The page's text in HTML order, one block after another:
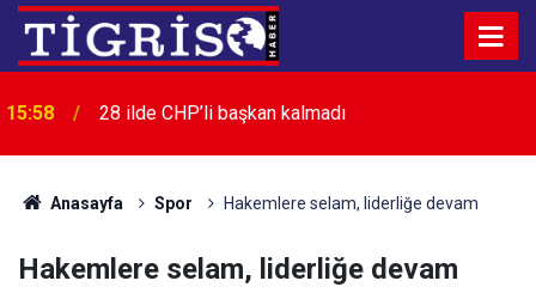
15:58 28 ilde CHP’li başkan kalmadı
15:40 "Casperlar" suç örgütüne yeni dava açıldı
Anasayfa Spor Hakemlere selam, liderliğe devam
Hakemlere selam, liderliğe devam